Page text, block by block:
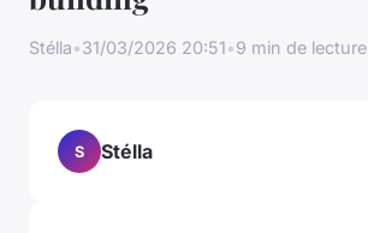
Stélla•31/03/2026 20:51•9 min de lecture
S Stélla